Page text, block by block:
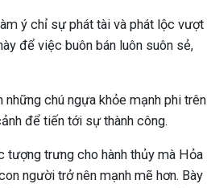
ý chỉ sự phát tài và phát lộc vượt
để việc buôn bán luôn suôn sẻ,
chú ngựa khỏe mạnh phi trên
để tiến tới sự thành công.
tượng trưng cho hành thủy mà Hỏa
người trở nên mạnh mẽ hơn. Bày